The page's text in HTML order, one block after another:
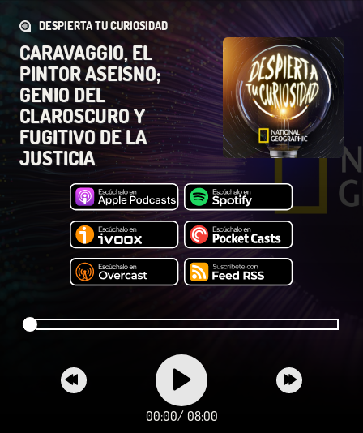
DESPIERTA TU CURIOSIDAD
CARAVAGGIO, EL
PINTOR ASEISNO;
GENIO DEL
CLAROSCURO Y
FUGITIVO DE LA
JUSTICIA
00:00/ 08:00